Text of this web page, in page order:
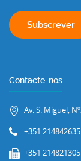
Contacte-nos
Av. S. Miguel,
+351 214842635
+351 214821305